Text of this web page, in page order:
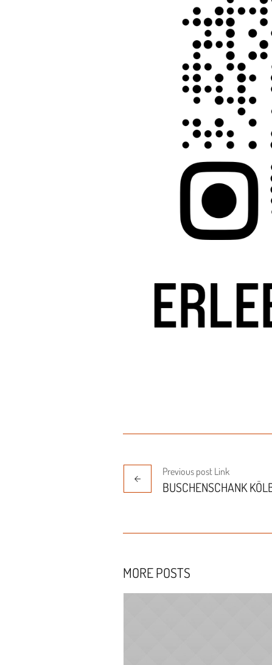
Previous post Link
BUSCHENSCHANK
MORE POSTS